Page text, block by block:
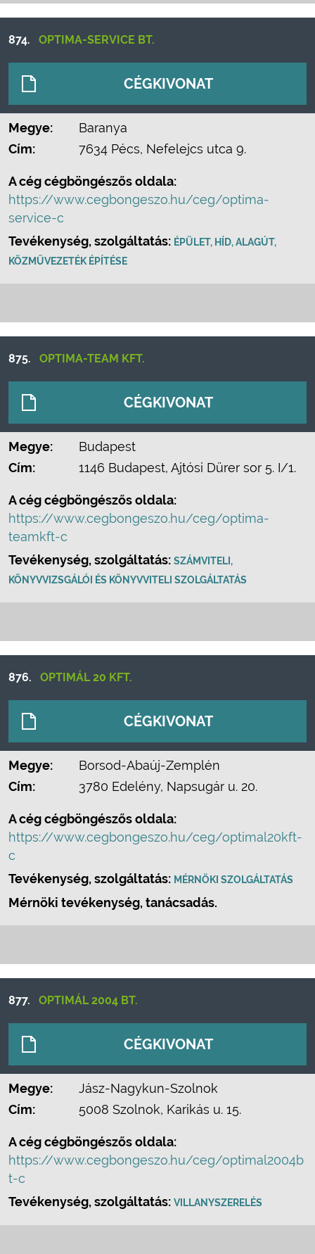
874. OPTIMA-SERVICE BT.
CÉGKIVONAT
Megye:
Baranya
Cím:
7634 Pécs, Nefelejcs utca 9.
A cég cégböngészős oldala:
https://www.cegbongeszo.hu/ceg/optima-
service-c
Tevékenység, szolgáltatás: ÉPÜLET, HÍD, ALAGÚT,
KÖZMŰVEZETÉK ÉPÍTÉSE
875. OPTIMA-TEAM KFT.
CÉGKIVONAT
Megye:
Budapest
Cím:
1146 Budapest, Ajtósi Dürer sor 5. I/1.
A cég cégböngészős oldala:
https://www.cegbongeszo.hu/ceg/optima-
teamkft-c
Tevékenység, szolgáltatás: SZÁMVITELI,
KÖNYVVIZSGÁLÓI ÉS KÖNYVVITELI SZOLGÁLTATÁS
876. OPTIMÁL 20 KFT.
CÉGKIVONAT
Megye:
Borsod-Abaúj-Zemplén
Cím:
3780 Edelény, Napsugár u. 20.
A cég cégböngészős oldala:
https://www.cegbongeszo.hu/ceg/optimal20kft-
c
Tevékenység, szolgáltatás: MÉRNÖKI SZOLGÁLTATÁS
Mérnöki tevékenység, tanácsadás.
877. OPTIMÁL 2004 BT.
CÉGKIVONAT
Megye:
Jász-Nagykun-Szolnok
Cím:
5008 Szolnok, Karikás u. 15.
A cég cégböngészős oldala:
https://www.cegbongeszo.hu/ceg/optimal2004b
t-c
Tevékenység, szolgáltatás: VILLANYSZERELÉS